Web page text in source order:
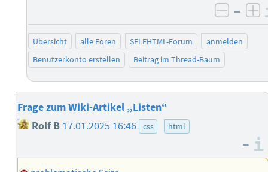
–
Übersicht alle Foren SELFHTML-Forum
anmelden
Benutzerkonto erstellen
Beitrag im Thread-Baum
Frage zum Wiki-Artikel „Listen“
Rolf B 17.01.2025 16:46 css html
–